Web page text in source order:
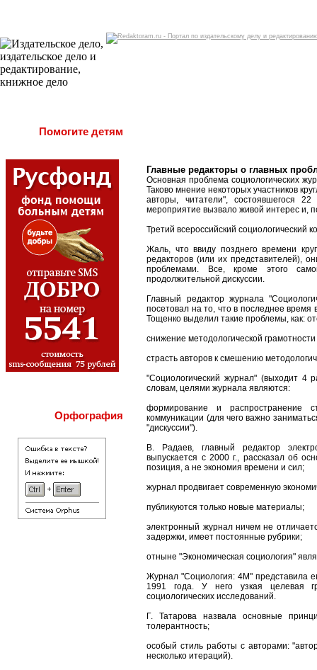
Помогите детям
Орфография
Главные редакторы о главных
Основная проблема социологических
Таково мнение некоторых участников
авторы, читатели", состоявшегося
мероприятие вызвало живой интерес и,
Третий всероссийский социологический
Жаль, что ввиду позднего времени
редакторов (или их представителей),
проблемами. Все, кроме этого
продолжительной дискуссии.
Главный редактор журнала
посетовал на то, что в последнее время
Тощенко выделил такие проблемы, как:
снижение методологической
страсть авторов к смешению
"Социологический журнал" (выходит 4
словам, целями журнала являются:
формирование и распространение
коммуникации (для чего важно
"дискуссии").
В. Радаев, главный редактор
выпускается с 2000 г., рассказал об
позиция, а не экономия времени и сил;
журнал продвигает современную
публикуются только новые материалы;
электронный журнал ничем не
задержки, имеет постоянные рубрики;
отныне "Экономическая социология"
Журнал "Социология: 4М" представила
1991 года. У него узкая целевая
социологических исследований.
Г. Татарова назвала основные
толерантность;
особый стиль работы с авторами:
несколько итераций).